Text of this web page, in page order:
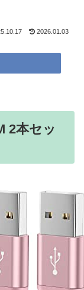
2026.01.03
2本セッ